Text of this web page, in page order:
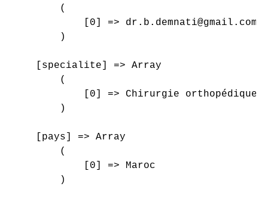
        (
            [0] => dr.b.demnati@gmail.com
        )
    [specialite] => Array
        (
[0] => Chirurgie orthopédique
        )
    [pays] => Array
        (
            [0] => Maroc
        )